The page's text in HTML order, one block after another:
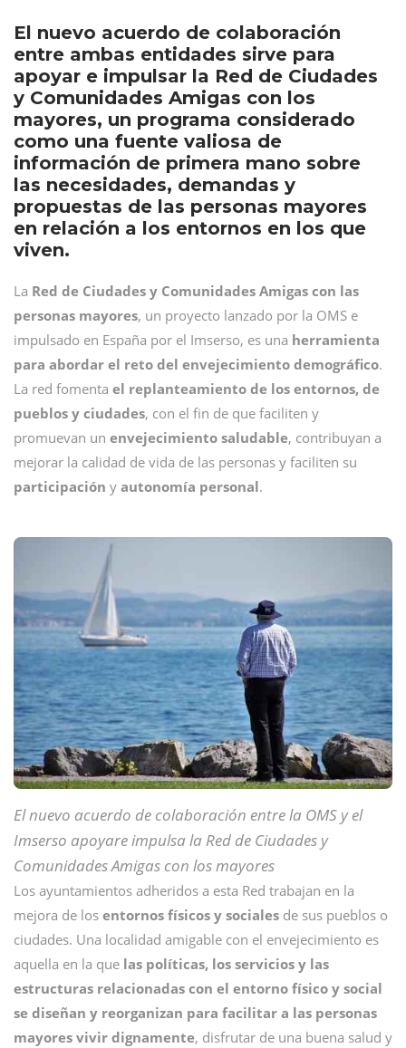
El nuevo acuerdo de colaboración
entre ambas entidades sirve para
apoyar e impulsar la Red de Ciudades
y Comunidades Amigas con los
mayores, un programa considerado
como una fuente valiosa de
información de primera mano sobre
las necesidades, demandas y
propuestas de las personas mayores
en relación a los entornos en los que
viven.
La Red de Ciudades y Comunidades Amigas con las
personas mayores, un proyecto lanzado por la OMS e
impulsado en España por el Imserso, es una herramienta
para abordar el reto del envejecimiento demográfico.
La red fomenta el replanteamiento de los entornos, de
pueblos y ciudades, con el fin de que faciliten y
promuevan un envejecimiento saludable, contribuyan a
mejorar la calidad de vida de las personas y faciliten su
participación y autonomía personal.
El nuevo acuerdo de colaboración entre la OMS y el
Imserso apoyare impulsa la Red de Ciudades y
Comunidades Amigas con los mayores
Los ayuntamientos adheridos a esta Red trabajan en la
mejora de los entornos físicos y sociales de sus pueblos o
ciudades. Una localidad amigable con el envejecimiento es
aquella en la que las políticas, los servicios y las
estructuras relacionadas con el entorno físico y social
se diseñan y reorganizan para facilitar a las personas
mayores vivir dignamente, disfrutar de una buena salud y